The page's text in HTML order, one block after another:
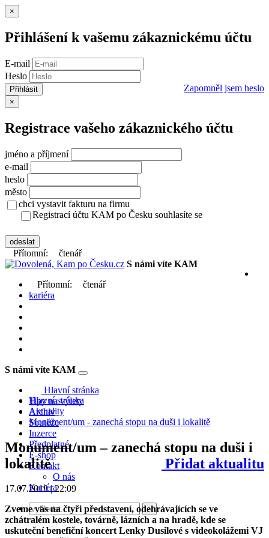
×
Přihlášení k vašemu zákaznickému účtu
E-mail
Heslo
Přihlásit Zapomněl jsem heslo
×
Registrace vašeho zákaznického účtu
jméno a příjmení
e-mail
heslo
město
chci vystavit fakturu na firmu
Registrací účtu KAM po Česku souhlasíte se
odeslat
Přítomní:
čtenář
S námi víte KAM
Přítomní:
čtenář
kariéra
S námi víte KAM
Toggle
navigation
Hlavní stránka
Tipy na výlety
Archiv
Soutěže
Inzerce
Předplatné
E-shop
Kontakt
O nás
Kariéra
Hlavní stránka
Aktuality
Monument/um - zanechá stopu na duši i lokalitě
Monument/um – zanechá stopu na duši i
lokalitě
Přidat aktualitu
17.07.2019 | 22:09
Zveme vás na
čtyři představení, odehrávajících se ve zchátralém kostele,
továrně, lázních a na hradě, kde se uskuteční benefiční koncert